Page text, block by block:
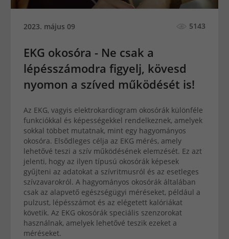
2023. május 09 5143
EKG okosóra - Ne csak a
lépésszámodra figyelj, kövesd
nyomon a szíved működését is!
Az EKG, vagyis elektrokardiogram okosórák különféle
funkciókkal és képességekkel rendelkeznek, amelyek
sokkal többet mutatnak, mint egy hagyományos
okosóra. Elsődleges célja az EKG mérés, amely
lehetővé teszi a szív működésének elemzését. Ez azt
jelenti, hogy az ilyen típusú okosórák képesek
gyűjteni az adatokat a szívritmusról és az esetleges
szívzavarokról. A hagyományos okosórák általában
csak az alapvető egészségügyi méréseket, például a
pulzust, lépésszámot és az elégetett kalóriákat
követik. Az EKG okosórák speciális szenzorokat
használnak, amelyek lehetővé teszik ezeket a
méréseket.